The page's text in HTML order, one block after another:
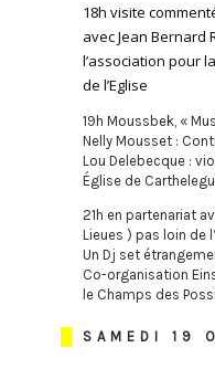
18h visite
avec Jean Bernard
l’association pour
de l’Eglise
19h Moussbek, «
Nelly Mousset :
Lou Delebecque :
Église de
21h en partenariat
Lieues ) pas loin de
Un Dj set
Co-organisation
le Champs des
SAMEDI 19